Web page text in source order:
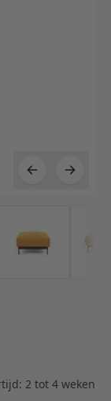
2 tot 4 weken